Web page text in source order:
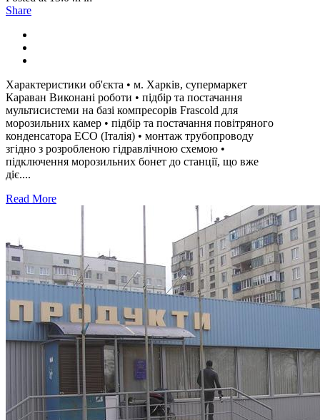
Share
Характеристики об'єкта • м. Харків, супермаркет
Караван Виконані роботи • підбір та постачання
мультисистеми на базі компресорів Frascold для
морозильних камер • підбір та постачання повітряного
конденсатора ЕСО (Італія) • монтаж трубопроводу
згідно з розробленою гідравлічною схемою •
підключення морозильних бонет до станції, що вже
діє....
Read More